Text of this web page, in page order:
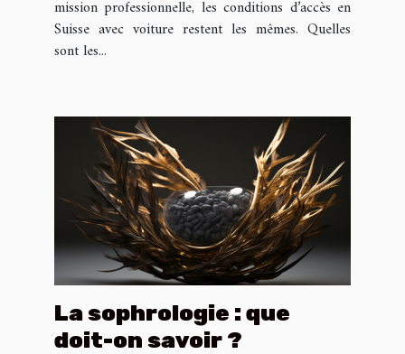
mission professionnelle, les conditions d’accès en
Suisse avec voiture restent les mêmes. Quelles
sont les...
La sophrologie : que
doit-on savoir ?